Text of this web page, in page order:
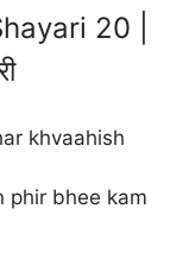
20 |
khvaahish
phir bhee kam